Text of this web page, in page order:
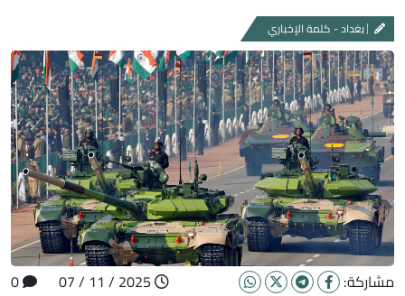
بغداد - كلمة الإخباري
مشاركة: